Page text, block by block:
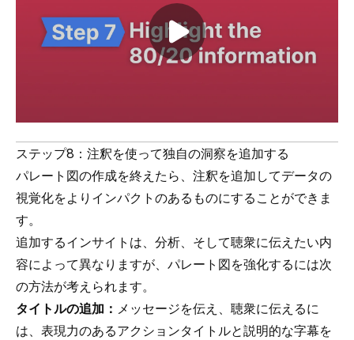
Play video
ステップ8：注釈を使って独自の洞察を追加する
パレート図の作成を終えたら、注釈を追加してデータの
視覚化をよりインパクトのあるものにすることができま
す。
追加するインサイトは、分析、そして聴衆に伝えたい内
容によって異なりますが、パレート図を強化するには次
の方法が考えられます。
タイトルの追加： メッセージを伝え、聴衆に伝えるに
は、表現力のあるアクションタイトルと説明的な字幕を